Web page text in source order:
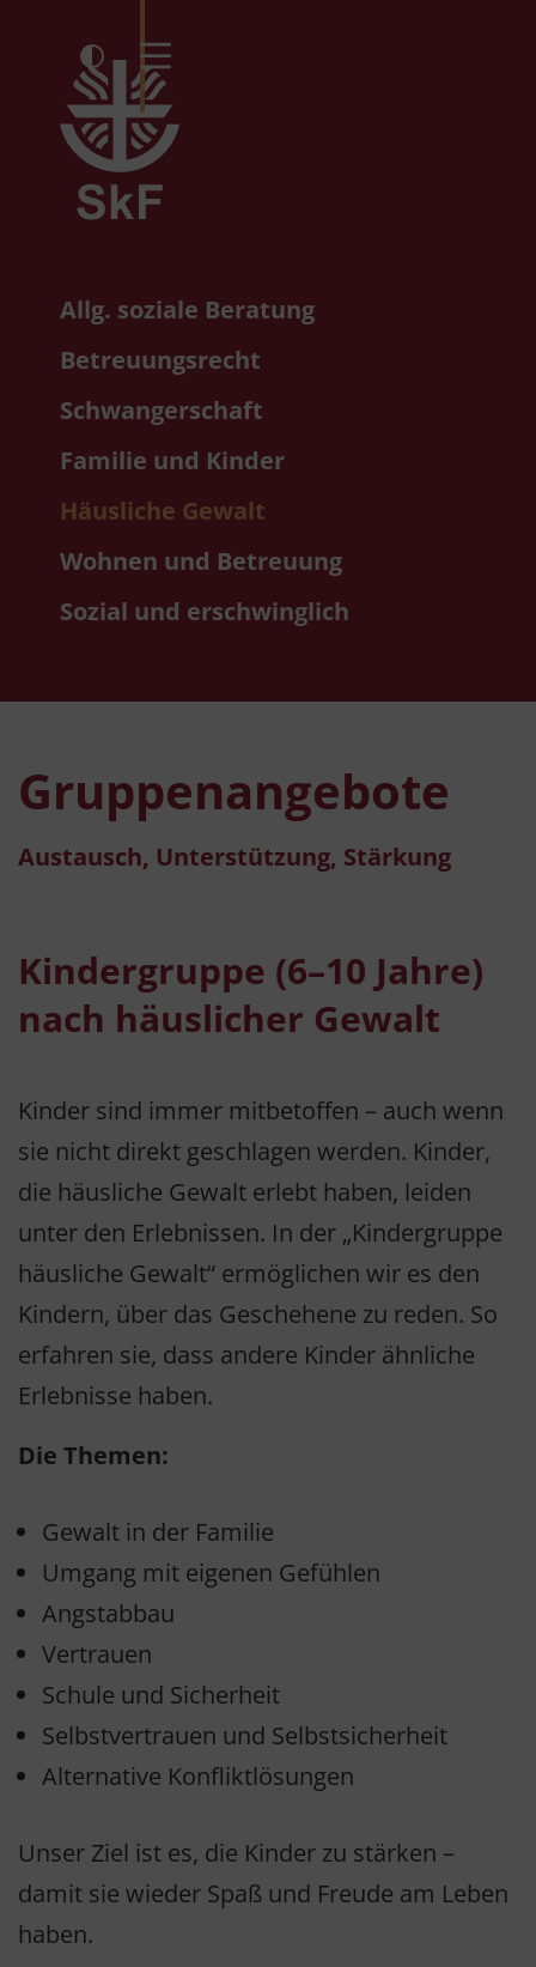
Kontrast umschalten
Menü öffnen
Allg. soziale Beratung
Betreuungsrecht
Schwangerschaft
Familie und Kinder
Häusliche Gewalt
Wohnen und Betreuung
Sozial und erschwinglich
Gruppenangebote
Austausch, Unterstützung, Stärkung
Kindergruppe (6–10 Jahre)
nach häuslicher Gewalt
Kinder sind immer mitbetoffen – auch wenn
sie nicht direkt geschlagen werden. Kinder,
die häusliche Gewalt erlebt haben, leiden
unter den Erlebnissen. In der „Kindergruppe
häusliche Gewalt“ ermöglichen wir es den
Kindern, über das Geschehene zu reden. So
erfahren sie, dass andere Kinder ähnliche
Erlebnisse haben.
Die Themen:
Gewalt in der Familie
Umgang mit eigenen Gefühlen
Angstabbau
Vertrauen
Schule und Sicherheit
Selbstvertrauen und Selbstsicherheit
Alternative Konfliktlösungen
Unser Ziel ist es, die Kinder zu stärken –
damit sie wieder Spaß und Freude am Leben
haben.